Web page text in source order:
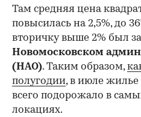
Там средняя цена
повысилась на 2,5%, до
вторичку выше 2% был
Новомосковском
(НАО). Таким образом,
полугодии, в июле жилье
всего подорожало в
локациях.